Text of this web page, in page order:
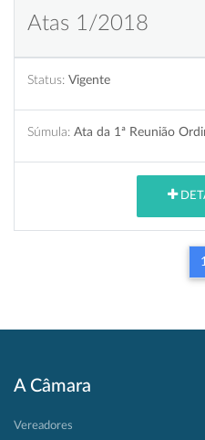
Atas 1/2018
Status: Vigente
Súmula: Ata da 1ª Reunião
1
A Câmara
Vereadores